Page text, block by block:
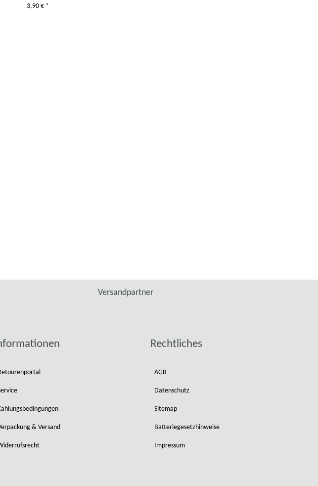
3,90 € *
Versandpartner
& Versand
Rechtliches
AGB
Datenschutz
Sitemap
Batteriegesetzhinweise
Impressum